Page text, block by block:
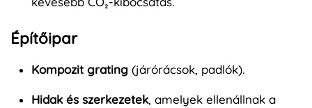
Építőipar
Kompozit grating (járórácsok, padlók).
Hidak és szerkezetek, amelyek ellenállnak a